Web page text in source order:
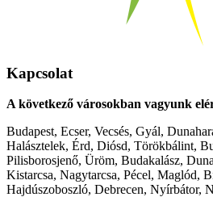
Kapcsolat
A következő városokban vagyunk
Budapest, Ecser, Vecsés, Gyál,
Halásztelek, Érd, Diósd, Törökbálint,
Pilisborosjenő, Üröm, Budakalász,
Kistarcsa, Nagytarcsa, Pécel, Maglód,
Hajdúszoboszló, Debrecen, Nyírbátor,